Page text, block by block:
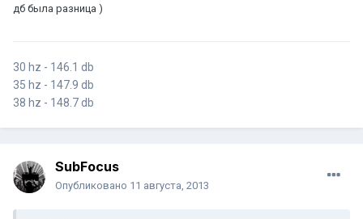
дб была разница )
30 hz - 146.1 db
35 hz - 147.9 db
38 hz - 148.7 db
SubFocus
Опубликовано 11 августа, 2013